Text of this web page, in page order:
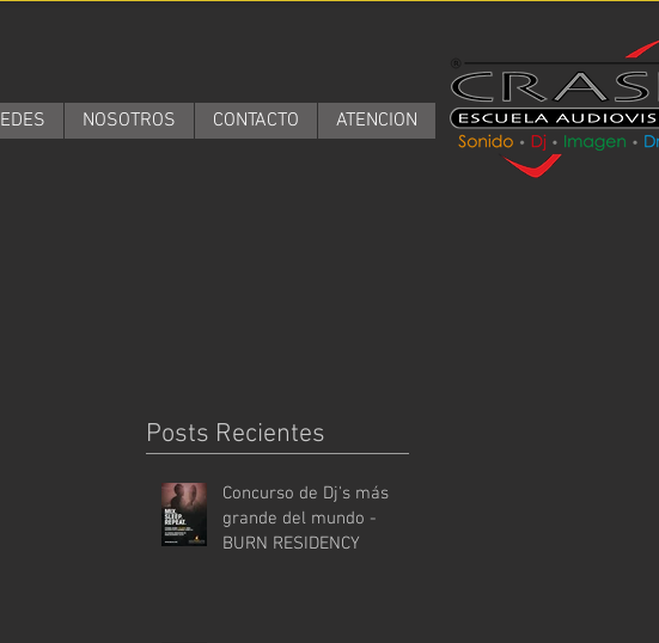
NOSOTROS CONTACTO ATENCION
Posts Recientes
Concurso de Dj's más
grande del mundo -
BURN RESIDENCY